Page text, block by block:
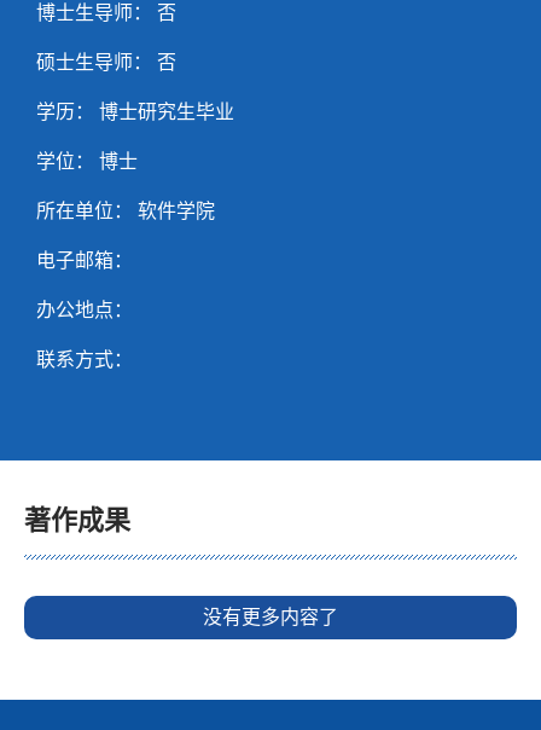
博士生导师： 否
硕士生导师： 否
学历： 博士研究生毕业
学位： 博士
所在单位： 软件学院
电子邮箱：
办公地点：
联系方式：
著作成果
没有更多内容了